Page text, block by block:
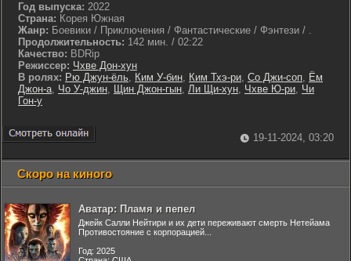
Год выпуска: 2022
Страна: Корея Южная
Жанр: Боевики / Приключения / Фантастические / Фэнтези / .
Продолжительность: 142 мин. / 02:22
Качество: BDRip
Режиссер: Чхве Дон-хун
В ролях: Рю Джун-ёль, Ким У-бин, Ким Тхэ-ри, Со Джи-соп, Ём
Джон-а, Чо У-джин, Щин Джон-гын, Ли Щи-хун, Чхве Ю-ри, Чи
Гон-у
19-11-2024, 03:20
Скоро на киного
Аватар: Пламя и пепел
Джейк Салли Нейтири и их дети переживают смерть Нетейама
Противостояние с корпорацией...
Год: 2025